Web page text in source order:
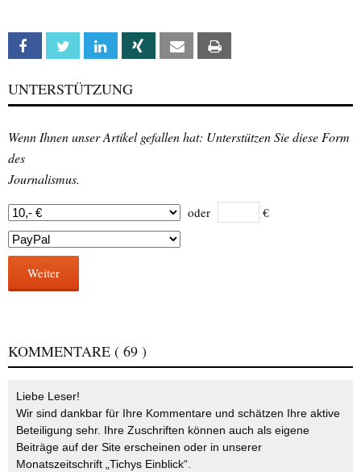
Facebook Twitter Linkedin Xing Email
UNTERSTÜTZUNG
Wenn Ihnen unser Artikel gefallen hat: Unterstützen Sie diese Form
des
Journalismus.
oder €
Weiter
KOMMENTARE ( 69 )
Liebe Leser!
Wir sind dankbar für Ihre Kommentare und schätzen Ihre aktive
Beteiligung sehr. Ihre Zuschriften können auch als eigene
Beiträge auf der Site erscheinen oder in unserer
Monatszeitschrift „Tichys Einblick“.